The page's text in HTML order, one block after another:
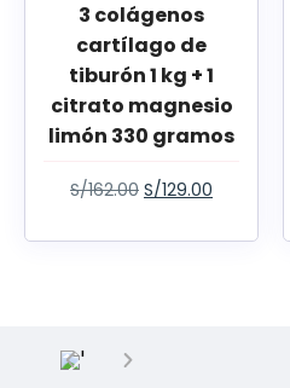
3 colágenos
cartílago de
tiburón 1 kg + 1
citrato magnesio
limón 330 gramos
S/162.00 S/129.00